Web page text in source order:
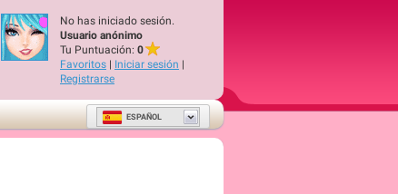
No has iniciado sesión.
Usuario anónimo
Tu Puntuación: 0
Favoritos | Iniciar sesión |
Registrarse
ESPAÑOL